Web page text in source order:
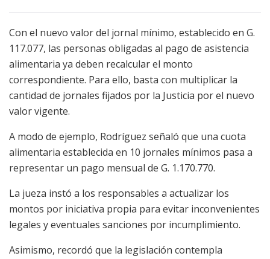
Con el nuevo valor del jornal mínimo, establecido en G.
117.077, las personas obligadas al pago de asistencia
alimentaria ya deben recalcular el monto
correspondiente. Para ello, basta con multiplicar la
cantidad de jornales fijados por la Justicia por el nuevo
valor vigente.
A modo de ejemplo, Rodríguez señaló que una cuota
alimentaria establecida en 10 jornales mínimos pasa a
representar un pago mensual de G. 1.170.770.
La jueza instó a los responsables a actualizar los
montos por iniciativa propia para evitar inconvenientes
legales y eventuales sanciones por incumplimiento.
Asimismo, recordó que la legislación contempla